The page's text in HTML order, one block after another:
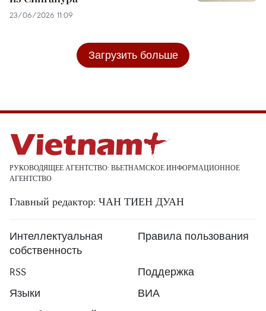
23/06/2026 11:09
Загрузить больше
РУКОВОДЯЩЕЕ АГЕНТСТВО: ВЬЕТНАМСКОЕ ИНФОРМАЦИОННОЕ
АГЕНТСТВО
Главный редактор: ЧАН ТИЕН ДУАН
Интеллектуальная
собственность
Правила пользования
RSS
Поддержка
Языки
ВИА